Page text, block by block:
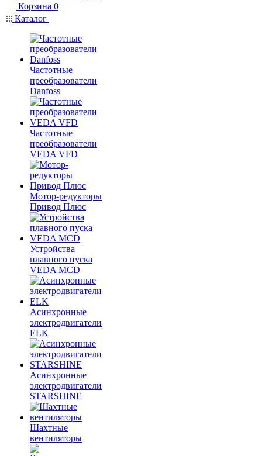
Корзина 0
Каталог
Частотные
преобразователи
Danfoss
Частотные
преобразователи
VEDA VFD
Мотор-редукторы
Привод Плюс
Устройства
плавного пуска
VEDA MCD
Асинхронные
электродвигатели
ELK
Асинхронные
электродвигатели
STARSHINE
Шахтные
вентиляторы